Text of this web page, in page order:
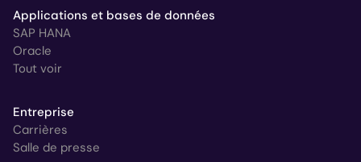
Applications et bases de données
SAP HANA
Oracle
Tout voir
Entreprise
Carrières
Salle de presse